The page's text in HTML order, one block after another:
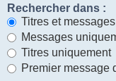
Rechercher dans :
Titres et messages
Messages
Titres uniquement
Premier message